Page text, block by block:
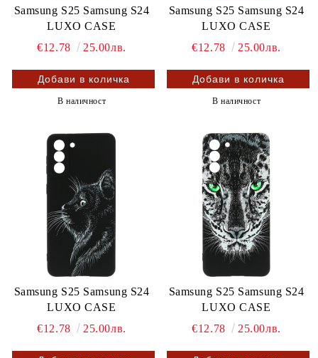
Samsung S25 Samsung S24
LUXO CASE
€12.78
25.00лв.
В наличност
Samsung S25 Samsung S24
LUXO CASE
€12.78
25.00лв.
В наличност
Samsung S25 Samsung S24
LUXO CASE
€12.78
25.00лв.
Samsung S25 Samsung S24
LUXO CASE
€12.78
25.00лв.